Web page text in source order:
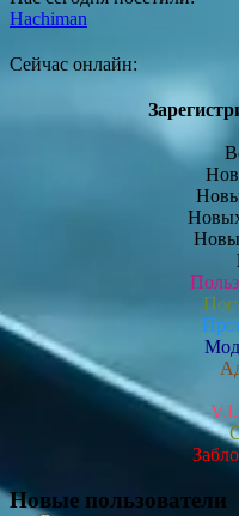
Hachiman
Сейчас онлайн:
Новые пользователи